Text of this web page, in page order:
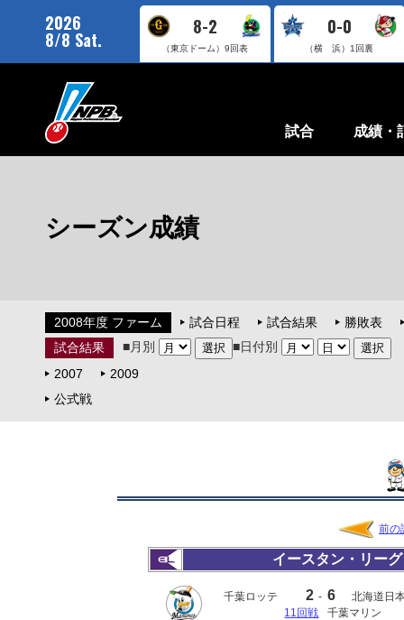
2026
8/8 Sat.
8-2
（東京ドーム）9回表
0-0
（横 浜） 1回裏
試合 成績・
シーズン成績
2008年度 ファーム 試合日程 試合結果
勝敗表
試合結果
■月別
■日付別
2007
2009
公式戦
前の
イースタン・リーグ
千葉ロッテ 2 - 6
北海道日
11回戦
千葉マリン